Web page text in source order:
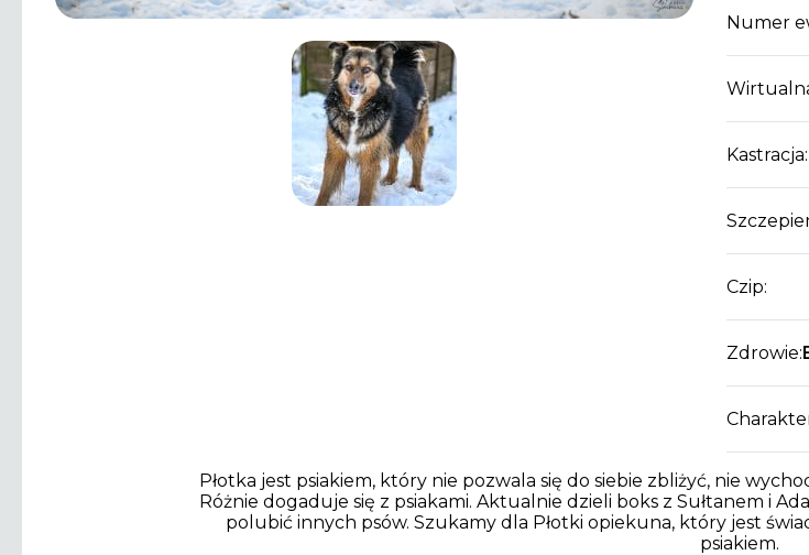
Numer
Kastracja:
Czip:
Zdrowie:
Płotka jest psiakiem, który nie pozwala się do siebie zbliżyć, nie
Różnie dogaduje się z psiakami. Aktualnie dzieli boks z Sułtanem i
polubić innych psów. Szukamy dla Płotki opiekuna, który jest
psiakiem.